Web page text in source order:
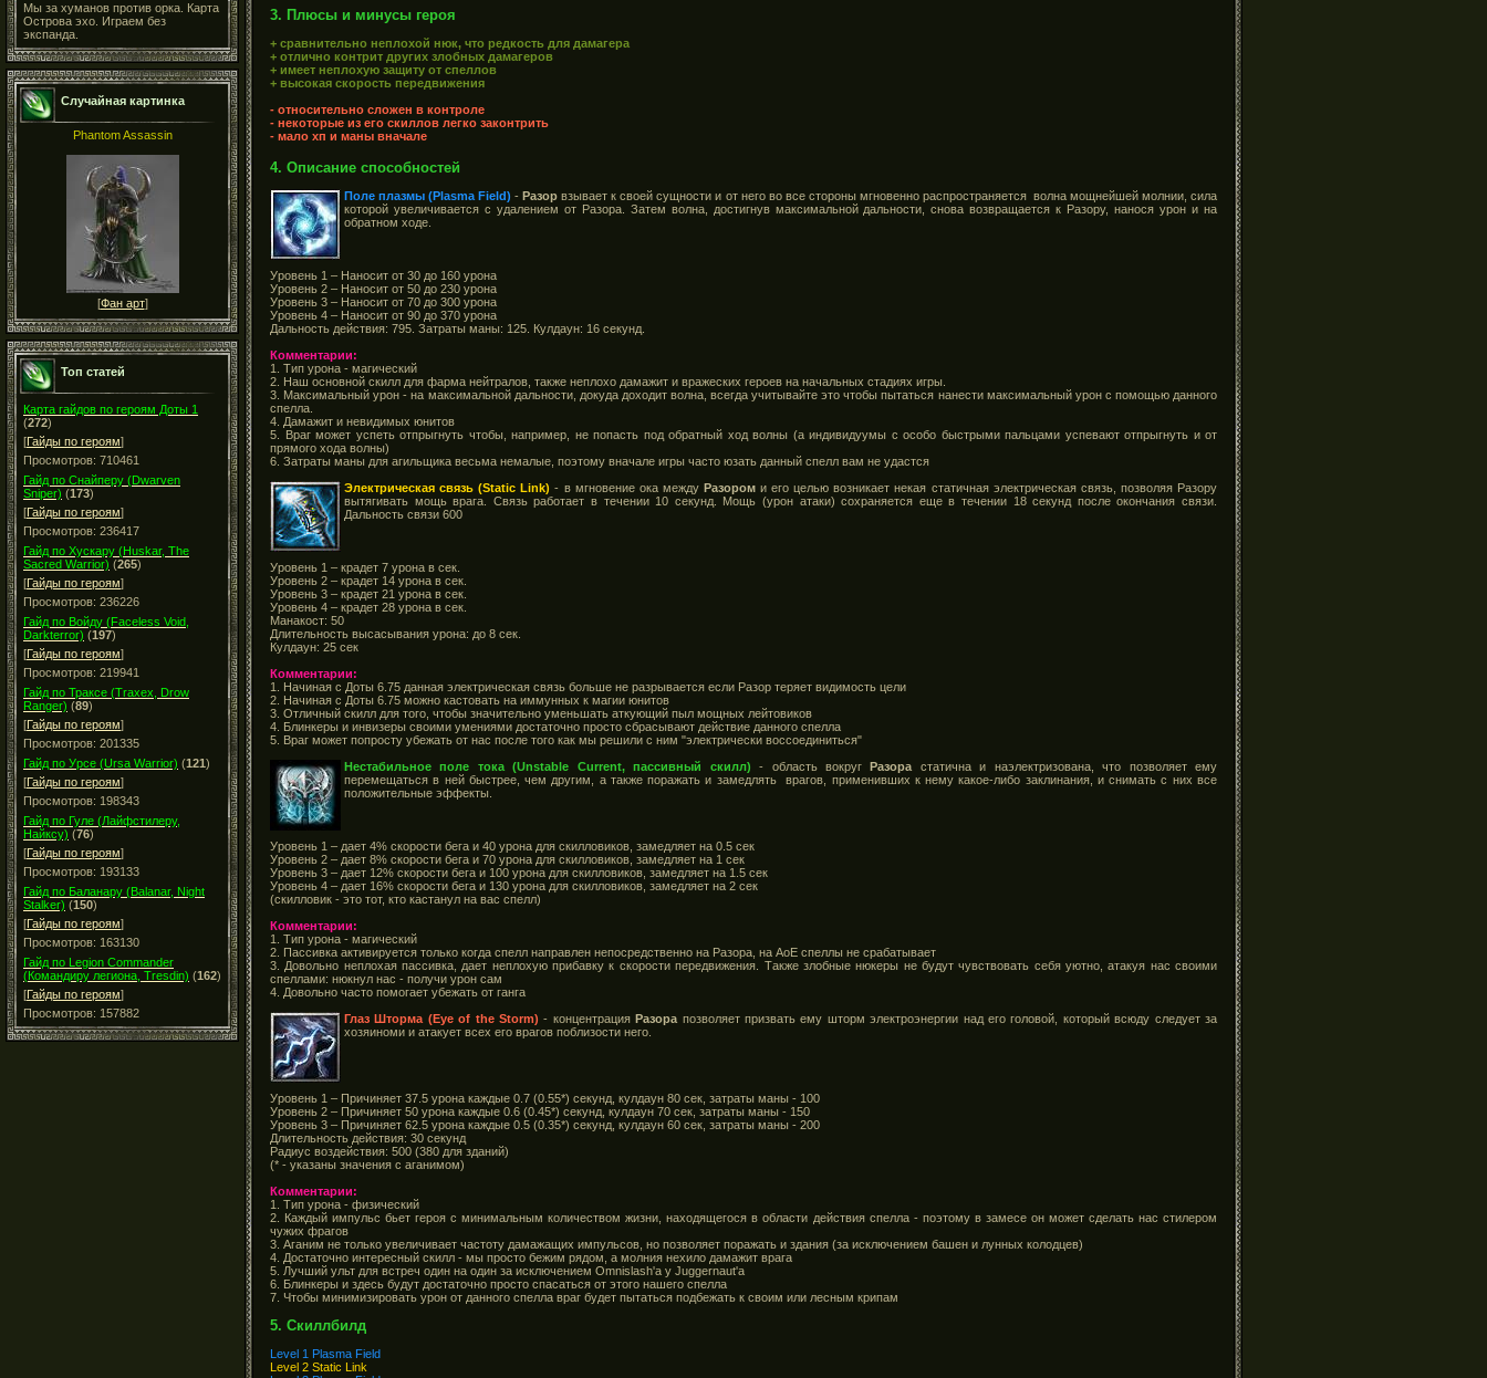
Мы за хуманов против орка. Карта
Острова эхо. Играем без
экспанда.
Случайная картинка
Phantom Assassin
[Фан арт]
Топ статей
Карта гайдов по героям Доты 1
(272)
[Гайды по героям]
Просмотров: 710461
Гайд по Снайперу (Dwarven
Sniper) (173)
[Гайды по героям]
Просмотров: 236417
Гайд по Хускару (Huskar, The
Sacred Warrior) (265)
[Гайды по героям]
Просмотров: 236226
Гайд по Войду (Faceless Void,
Darkterror) (197)
[Гайды по героям]
Просмотров: 219941
Гайд по Траксе (Traxex, Drow
Ranger) (89)
[Гайды по героям]
Просмотров: 201335
Гайд по Урсе (Ursa Warrior) (121)
[Гайды по героям]
Просмотров: 198343
Гайд по Гуле (Лайфстилеру,
Найксу) (76)
[Гайды по героям]
Просмотров: 193133
Гайд по Баланару (Balanar, Night
Stalker) (150)
[Гайды по героям]
Просмотров: 163130
Гайд по Legion Commander
(Командиру легиона, Tresdin) (162)
[Гайды по героям]
Просмотров: 157882
3. Плюсы и минусы героя
+ сравнительно неплохой нюк, что редкость для дамагера
+ отлично контрит других злобных дамагеров
+ имеет неплохую защиту от спеллов
+ высокая скорость передвижения
- относительно сложен в контроле
- некоторые из его скиллов легко законтрить
- мало хп и маны вначале
4. Описание способностей
Поле плазмы (Plasma Field) -Разор взывает к своей сущности и от него во все стороны мгновенно распространяется волна мощнейшей молнии, сила
которой увеличивается с удалением от Разора. Затем волна, достигнув максимальной дальности, снова возвращается к Разору, нанося урон и на
обратном ходе.
Уровень 1 – Наносит от 30 до 160 урона
Уровень 2 – Наносит от 50 до 230 урона
Уровень 3 – Наносит от 70 до 300 урона
Уровень 4 – Наносит от 90 до 370 урона
Дальность действия: 795. Затраты маны: 125. Кулдаун: 16 секунд.
Комментарии:
1. Тип урона - магический
2. Наш основной скилл для фарма нейтралов, также неплохо дамажит и вражеских героев на начальных стадиях игры.
3. Максимальный урон - на максимальной дальности, докуда доходит волна, всегда учитывайте это чтобы пытаться нанести максимальный урон с помощью данного
спелла.
4. Дамажит и невидимых юнитов
5. Враг может успеть отпрыгнуть чтобы, например, не попасть под обратный ход волны (а индивидуумы с особо быстрыми пальцами успевают отпрыгнуть и от
прямого хода волны)
6. Затраты маны для агильщика весьма немалые, поэтому вначале игры часто юзать данный спелл вам не удастся
Электрическая связь (Static Link)- в мгновение ока между Разороми его целью возникает некая статичная электрическая связь, позволяя Разору
вытягивать мощь врага. Связь работает в течении 10 секунд. Мощь (урон атаки) сохраняется еще в течении 18 секунд после окончания связи.
Дальность связи 600
Уровень 1 – крадет 7 урона в сек.
Уровень 2 – крадет 14 урона в сек.
Уровень 3 – крадет 21 урона в сек.
Уровень 4 – крадет 28 урона в сек.
Манакост: 50
Длительность высасывания урона: до 8 сек.
Кулдаун: 25 сек
Комментарии:
1. Начиная с Доты 6.75 данная электрическая связь больше не разрывается если Разор теряет видимость цели
2. Начиная с Доты 6.75 можно кастовать на иммунных к магии юнитов
3. Отличный скилл для того, чтобы значительно уменьшать аткующий пыл мощных лейтовиков
4. Блинкеры и инвизеры своими умениями достаточно просто сбрасывают действие данного спелла
5. Враг может попросту убежать от нас после того как мы решили с ним "электрически воссоединиться"
Нестабильное поле тока (Unstable Current, пассивный скилл) - область вокругРазора статична и наэлектризована, что позволяет ему
перемещаться в ней быстрее, чем другим, а также поражать и замедлять врагов, применивших к нему какое-либо заклинания, и снимать с них все
положительные эффекты.
Уровень 1 – дает 4% скорости бега и 40 урона для скилловиков, замедляет на 0.5 сек
Уровень 2 – дает 8% скорости бега и 70 урона для скилловиков, замедляет на 1 сек
Уровень 3 – дает 12% скорости бега и 100 урона для скилловиков, замедляет на 1.5 сек
Уровень 4 – дает 16% скорости бега и 130 урона для скилловиков, замедляет на 2 сек
(скилловик - это тот, кто кастанул на вас спелл)
Комментарии:
1. Тип урона - магический
2. Пассивка активируется только когда спелл направлен непосредственно на Разора, на АоЕ спеллы не срабатывает
3. Довольно неплохая пассивка, дает неплохую прибавку к скорости передвижения. Также злобные нюкеры не будут чувствовать себя уютно, атакуя нас своими
спеллами: нюкнул нас - получи урон сам
4. Довольно часто помогает убежать от ганга
Глаз Шторма (Eye of the Storm) - концентрацияРазора позволяет призвать ему шторм электроэнергии над его головой, который всюду следует за
хозяиноми и атакует всех его врагов поблизости него.
Уровень 1 – Причиняет 37.5 урона каждые 0.7 (0.55*) секунд, кулдаун 80 сек, затраты маны - 100
Уровень 2 – Причиняет 50 урона каждые 0.6 (0.45*) секунд, кулдаун 70 сек, затраты маны - 150
Уровень 3 – Причиняет 62.5 урона каждые 0.5 (0.35*) секунд, кулдаун 60 сек, затраты маны - 200
Длительность действия: 30 секунд
Радиус воздействия: 500 (380 для зданий)
(* - указаны значения с аганимом)
Комментарии:
1. Тип урона - физический
2. Каждый импульс бьет героя с минимальным количеством жизни, находящегося в области действия спелла - поэтому в замесе он может сделать нас стилером
чужих фрагов
3. Аганим не только увеличивает частоту дамажащих импульсов, но позволяет поражать и здания (за исключением башен и лунных колодцев)
4. Достаточно интересный скилл - мы просто бежим рядом, а молния нехило дамажит врага
5. Лучший ульт для встреч один на один за исключением Omnislash'a у Juggernaut'a
6. Блинкеры и здесь будут достаточно просто спасаться от этого нашего спелла
7. Чтобы минимизировать урон от данного спелла враг будет пытаться подбежать к своим или лесным крипам
5. Скиллбилд
Level 1 Plasma Field
Level 2 Static Link